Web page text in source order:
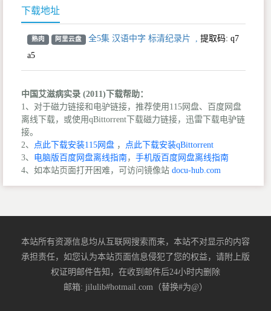
下载地址
熟肉 阿里云盘 全5集 汉语中字 标清纪录片 , 提取码:q7
a5
中国艾滋病实录 (2011)下载帮助：
1、对于磁力链接和电驴链接，推荐使用115网盘、百度网盘
离线下载，或使用qBittorrent下载磁力链接，迅雷下载电驴链
接。
2、 点此下载安装115网盘 ， 点此下载安装qBittorrent
3、 电脑版百度网盘离线指南， 手机版百度网盘离线指南
4、如本站页面打开困难，可访问镜像站 docu-hub.com
本站所有资源信息均从互联网搜索而来，本站不对显示的内容
承担责任，如您认为本站页面信息侵犯了您的权益，请附上版
权证明邮件告知，在收到邮件后24小时内删除
邮箱: jilulib#hotmail.com（替换#为@）